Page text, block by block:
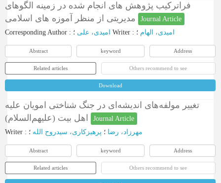
فراترکیب پژوهش های انجام شده در زمینه الگوهای
Journal Article
Corresponding Author : امیدی، علی Writer : امیدی، الهام ؛
Abstract keyword Address
Related articles Others recommend to see
Download
تغییر مولفه‌های اندیشه‌ای در جنگ شناختی امویان علیه
Journal Article
Writer : مهرزاد، رضا ؛ پرهیزکاری، سیدروح الله ؛
Abstract keyword Address
Related articles Others recommend to see